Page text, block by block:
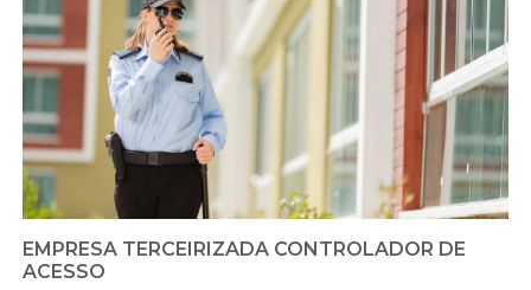
EMPRESA TERCEIRIZADA CONTROLADOR DE
ACESSO